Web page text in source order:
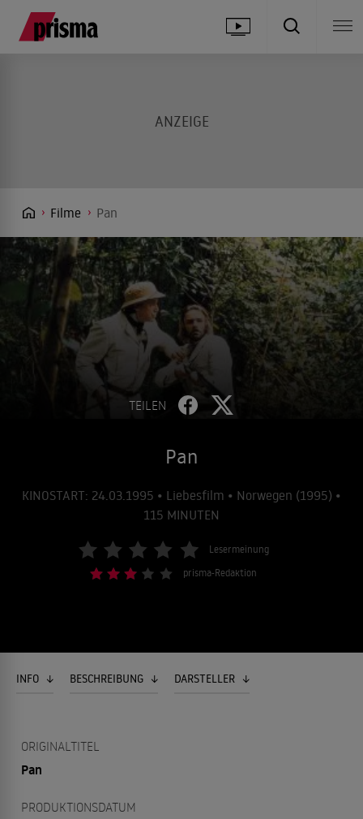
Filme Pan
TEILEN
Pan
KINOSTART: 24.03.1995 • Liebesfilm • Norwegen (1995) •
115 MINUTEN
Lesermeinung
prisma-Redaktion
INFO BESCHREIBUNG DARSTELLER
ORIGINALTITEL
Pan
PRODUKTIONSDATUM